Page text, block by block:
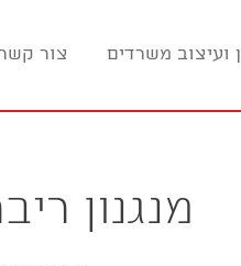
ועיצוב משרדים צור
מנגנון